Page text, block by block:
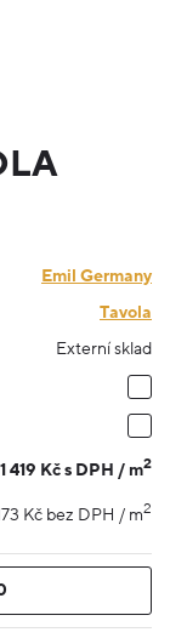
Emil Germany
Tavola
Externí sklad
1 419 Kč s DPH / m2
Kč bez DPH / m2